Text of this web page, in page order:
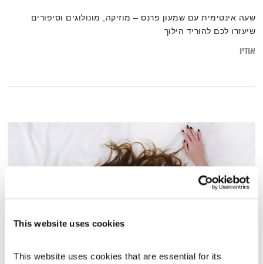
This website uses cookies
This website uses cookies that are essential for its
שעה אינטימית עם שמעון פרנס – מוזיקה, מונולוגים וסיפורים
שיעזרו לכם להוריד הילוך
אודיו
הגוטליבים מתעוררים בזמן – 20.6.16